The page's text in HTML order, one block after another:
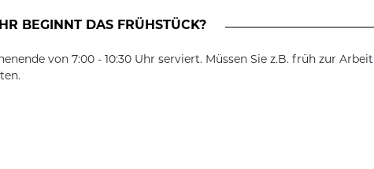
BEGINNT DAS FRÜHSTÜCK?
von 7:00 - 10:30 Uhr serviert. Müssen Sie z.B. früh zur